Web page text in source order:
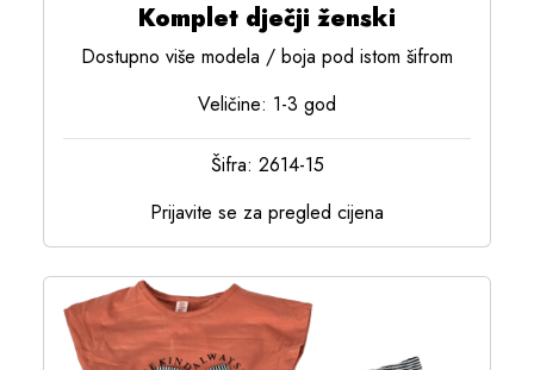
Komplet dječji ženski
Dostupno više modela / boja pod istom šifrom
Veličine: 1-3 god
Šifra: 2614-15
Prijavite se za pregled cijena